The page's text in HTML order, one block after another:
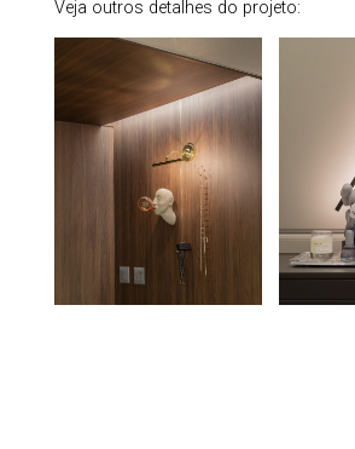
Veja outros detalhes do projeto: